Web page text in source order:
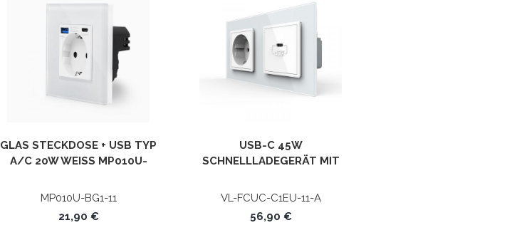
GLAS STECKDOSE + USB TYP
A/C 20W WEISS MP010U-B
MP010U-BG1-11
21,90 €
USB-C 45W
SCHNELLLADEGERÄT MIT
CUC/C1EU-11-A LIVOLO
VL-FCUC-C1EU-11-A
56,90 €